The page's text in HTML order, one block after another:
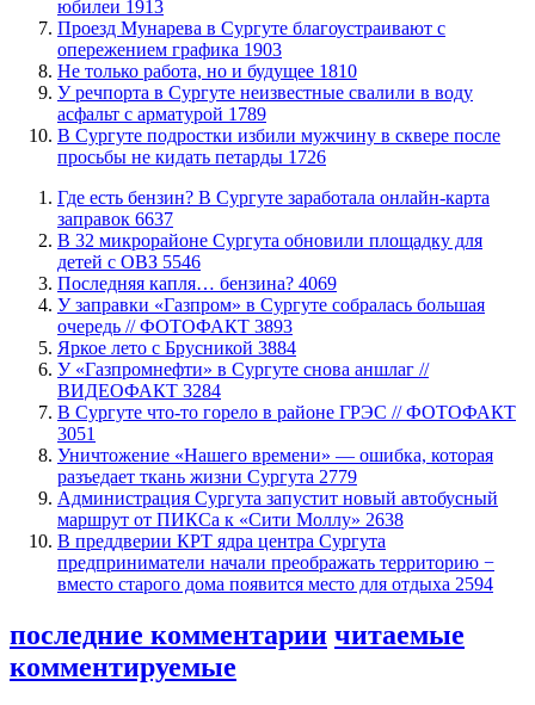
юбилеи 1913
​Проезд Мунарева в Сургуте благоустраивают с
опережением графика 1903
​Не только работа, но и будущее 1810
​У речпорта в Сургуте неизвестные свалили в воду
асфальт с арматурой 1789
В Сургуте подростки избили мужчину в сквере после
просьбы не кидать петарды 1726
​Где есть бензин? В Сургуте заработала онлайн-карта
заправок 6637
В 32 микрорайоне Сургута обновили площадку для
детей с ОВЗ 5546
​Последняя капля… бензина? 4069
​У заправки «Газпром» в Сургуте собралась большая
очередь // ФОТОФАКТ 3893
Яркое лето с Брусникой 3884
У «Газпромнефти» в Сургуте снова аншлаг //
ВИДЕОФАКТ 3284
​В Сургуте что-то горело в районе ГРЭС // ФОТОФАКТ
3051
​Уничтожение «Нашего времени» — ошибка, которая
разъедает ткань жизни Сургута 2779
​Администрация Сургута запустит новый автобусный
маршрут от ПИКСа к «Сити Моллу» 2638
​В преддверии КРТ ядра центра Сургута
предприниматели начали преображать территорию −
вместо старого дома появится место для отдыха 2594
последние комментарии читаемые
комментируемые